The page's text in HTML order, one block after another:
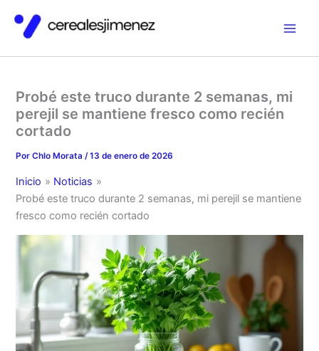
contenido
Probé este truco durante 2 semanas, mi
perejil se mantiene fresco como recién
cortado
PorChlo Morata /13 de enero de 2026
Inicio
Noticias
Probé este truco durante 2 semanas, mi perejil se mantiene
fresco como recién cortado